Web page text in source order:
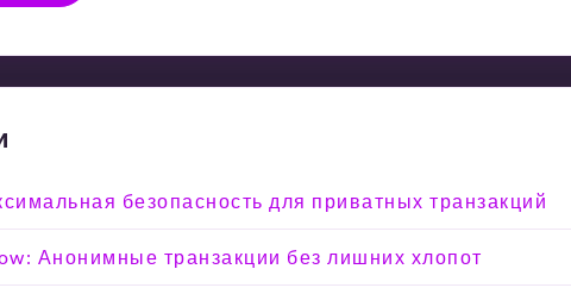
безопасность для приватных транзакций
Анонимные транзакции без лишних хлопот